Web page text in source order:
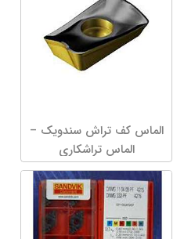
الماس کف تراش سندویک –
الماس تراشکاری